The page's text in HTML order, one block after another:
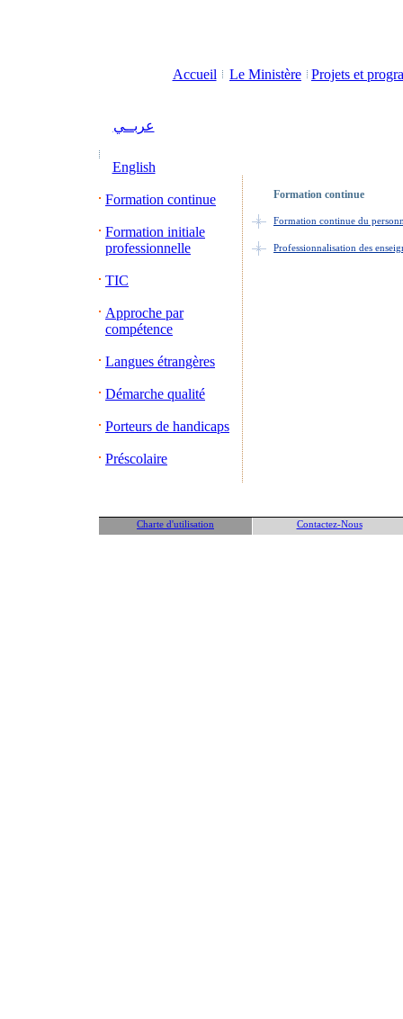
Accueil Le Ministère Projets et
عربــي
English
Formation continue
Formation initiale
professionnelle
TIC
Approche par
compétence
Langues étrangères
Démarche qualité
Porteurs de handicaps
Préscolaire
Formation continue
Formation continue du
Professionnalisation des
Charte d'utilisation Contactez-Nous